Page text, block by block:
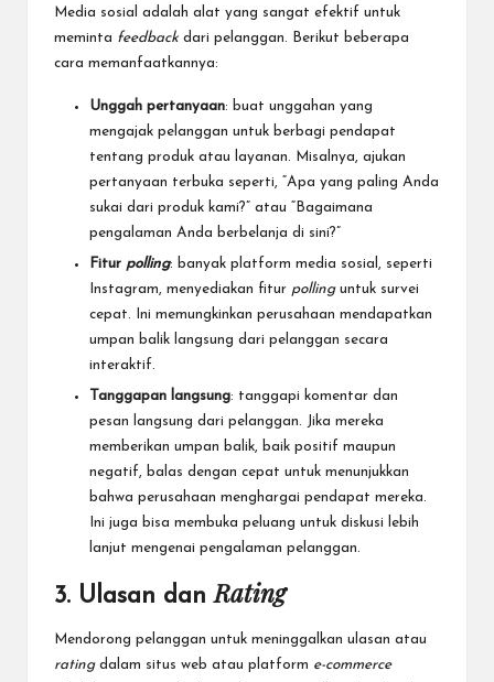
Media sosial adalah alat yang sangat efektif untuk
meminta feedback dari pelanggan. Berikut beberapa
cara memanfaatkannya:
Unggah pertanyaan: buat unggahan yang
mengajak pelanggan untuk berbagi pendapat
tentang produk atau layanan. Misalnya, ajukan
pertanyaan terbuka seperti, “Apa yang paling Anda
sukai dari produk kami?” atau “Bagaimana
pengalaman Anda berbelanja di sini?”
Fitur polling: banyak platform media sosial, seperti
Instagram, menyediakan fitur polling untuk survei
cepat. Ini memungkinkan perusahaan mendapatkan
umpan balik langsung dari pelanggan secara
interaktif.
Tanggapan langsung: tanggapi komentar dan
pesan langsung dari pelanggan. Jika mereka
memberikan umpan balik, baik positif maupun
negatif, balas dengan cepat untuk menunjukkan
bahwa perusahaan menghargai pendapat mereka.
Ini juga bisa membuka peluang untuk diskusi lebih
lanjut mengenai pengalaman pelanggan.
3. Ulasan danRating
Mendorong pelanggan untuk meninggalkan ulasan atau
rating dalam situs web atau platform e-commerce